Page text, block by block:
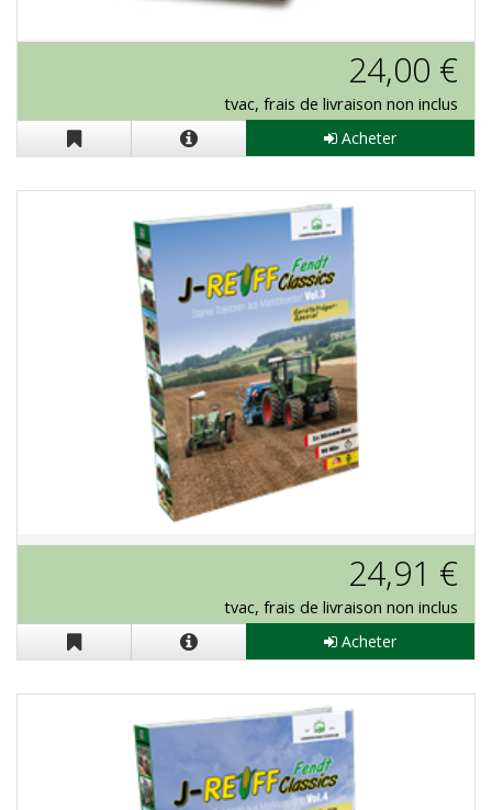
24,00 €
tvac, frais de livraison non inclus
Acheter
Stream-Box J.Reiff "Fendt Classics
24,91 €
tvac, frais de livraison non inclus
Acheter